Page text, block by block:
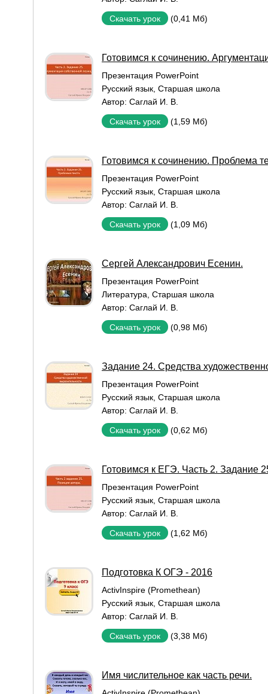
Скачать урок (0,41 Мб)
Готовимся к сочинению.
Презентация PowerPoint
Русский язык Старшая школа
Автор: Саглай И. В.
Скачать урок (1,59 Мб)
Готовимся к сочинению. Проблема
Презентация PowerPoint
Русский язык Старшая школа
Автор: Саглай И. В.
Скачать урок (1,09 Мб)
Сергей Александрович Есенин.
Презентация PowerPoint
Литература Старшая школа
Автор: Саглай И. В.
Скачать урок (0,98 Мб)
Задание 24. Средства
Презентация PowerPoint
Русский язык Старшая школа
Автор: Саглай И. В.
Скачать урок (0,62 Мб)
Готовимся к ЕГЭ. Часть 2. Задание
Презентация PowerPoint
Русский язык Старшая школа
Автор: Саглай И. В.
Скачать урок (1,62 Мб)
Подготовка К ОГЭ - 2016
ActivInspire (Promethean)
Русский язык Старшая школа
Автор: Саглай И. В.
Скачать урок (3,38 Мб)
Имя числительное как часть речи.